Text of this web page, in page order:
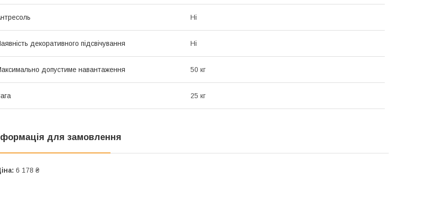
Ні
декоративного підсвічування Ні
допустиме навантаження 50 кг
25 кг
для замовлення
6 178 ₴